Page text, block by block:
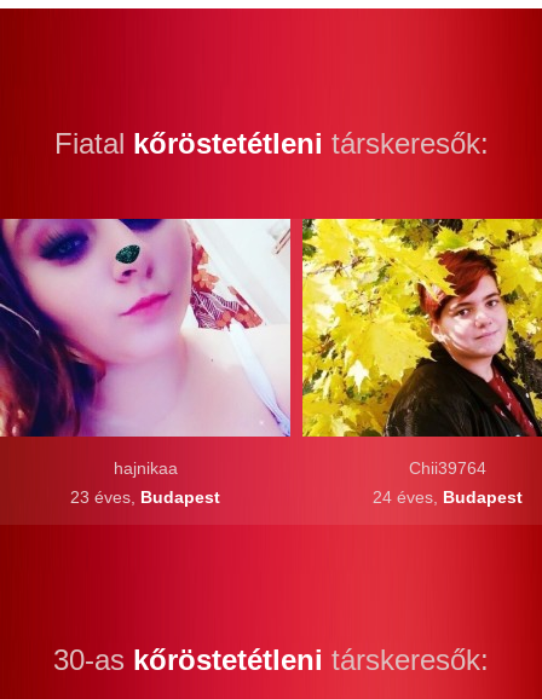
Fiatal kőröstetétleni társkeresők:
hajnikaa
23 éves, Budapest
Chii39764
24 éves, Budapest
30-as kőröstetétleni társkeresők: